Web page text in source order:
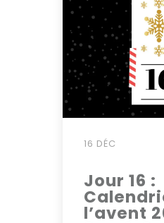
16 DÉC
Jour 16 :
l’avent